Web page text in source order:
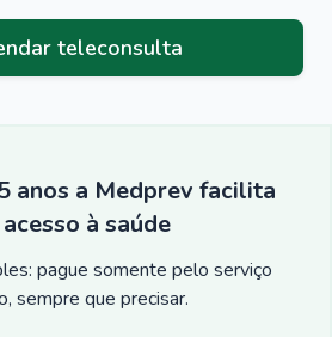
teleconsulta
anos a Medprev facilita
à saúde
pague somente pelo serviço
sempre que precisar.